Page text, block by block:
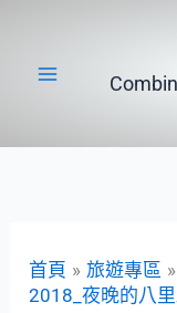
首頁 旅遊專區
2018_夜晚的八